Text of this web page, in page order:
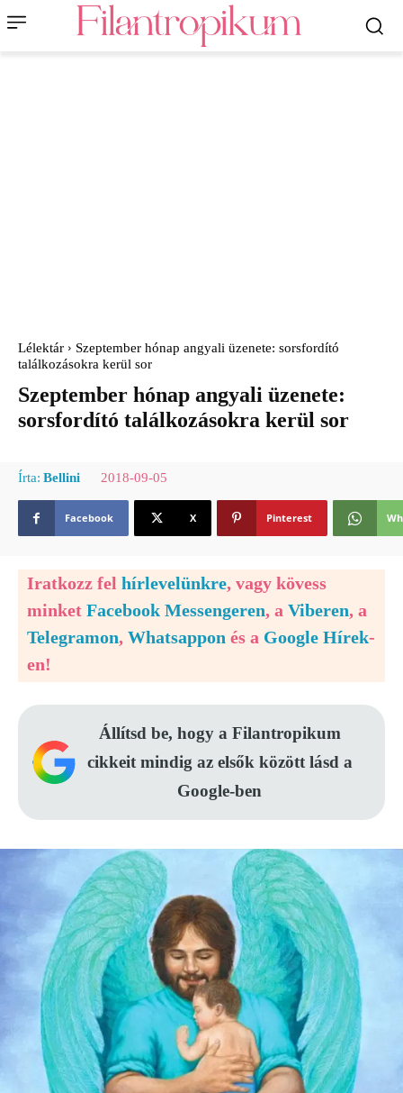
Lélektár
Szeptember hónap angyali üzenete: sorsfordító
találkozásokra kerül sor
Szeptember hónap angyali üzenete:
sorsfordító találkozásokra kerül sor
Írta: Bellini 2018-09-05
Facebook X Pinterest
Iratkozz fel hírlevelünkre, vagy kövess
minket Facebook Messengeren, a Viberen, a
Telegramon, Whatsappon és a Google Hírek-
en!
Állítsd be, hogy a Filantropikum
cikkeit mindig az elsők között lásd a
Google-ben